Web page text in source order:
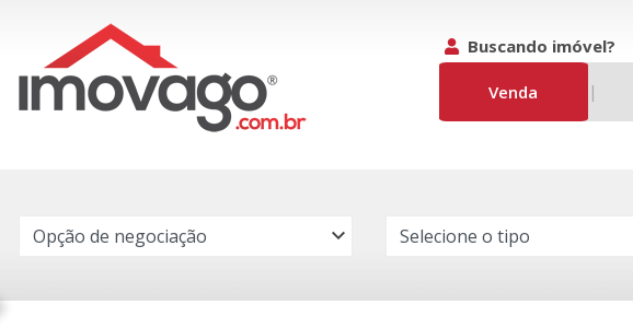
Buscando imóvel?
Venda |